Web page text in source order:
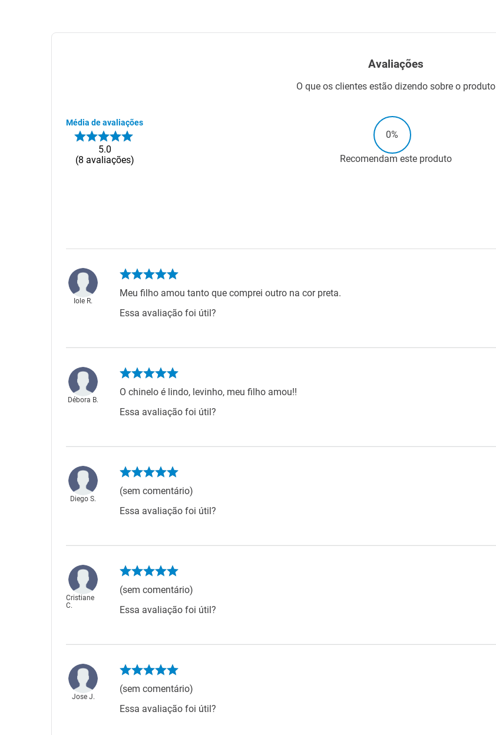
Avaliações
O que os clientes estão dizendo sobre o produto
Média de avaliações
5.0
8 avaliações
0%
Recomendam este produto
Iole R.
Meu filho amou tanto que comprei outro na cor preta.
Essa avaliação foi útil?
Débora B.
O chinelo é lindo, levinho, meu filho amou!!
Essa avaliação foi útil?
Diego S.
(sem comentário)
Essa avaliação foi útil?
Cristiane
C.
(sem comentário)
Essa avaliação foi útil?
Jose J.
(sem comentário)
Essa avaliação foi útil?